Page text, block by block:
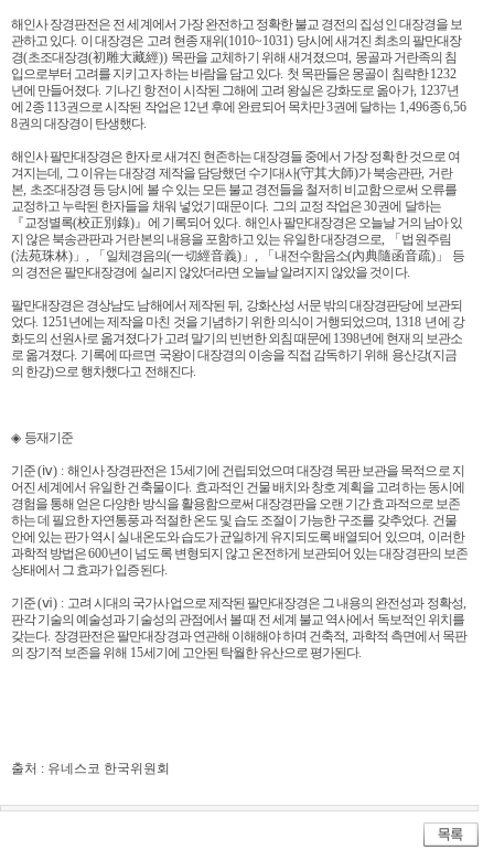
해인사 장경판전은 전 세계에서 가장 완전하고 정확한 불교 경전의 집성인 대장경을 보
관하고 있다. 이 대장경은 고려 현종 재위(1010~1031) 당시에 새겨진 최초의 팔만대장
경(초조대장경(初雕大藏經)) 목판을 교체하기 위해 새겨졌으며, 몽골과 거란족의 침
입으로부터 고려를 지키고자 하는 바람을 담고 있다. 첫 목판들은 몽골이 침략한1232
년에 만들어졌다. 기나긴 항전이 시작된 그해에 고려 왕실은 강화도로 옮아가, 1237년
에2종 113권으로 시작된 작업은 12년 후에 완료되어 목차만3권에 달하는 1,496종6,56
8권의 대장경이 탄생했다.
해인사 팔만대장경은 한자로 새겨진 현존하는 대장경들 중에서 가장 정확한 것으로 여
겨지는데, 그 이유는 대장경 제작을 담당했던 수기대사(守其大師)가 북송관판, 거란
본, 초조대장경 등 당시에 볼 수 있는 모든 불교 경전들을 철저히 비교함으로써 오류를
교정하고 누락된 한자들을 채워 넣었기 때문이다. 그의 교정 작업은30권에 달하는
『교정별록(校正別錄)』에 기록되어 있다. 해인사 팔만대장경은 오늘날 거의 남아 있
지 않은 북송관판과 거란본의 내용을 포함하고 있는 유일한 대장경으로, 「법원주림
(法苑珠林) 」 , 「일체경음의(一切經音義) 」, 「내전수함음소(內典隨函音疏) 」 등
의 경전은 팔만대장경에 실리지 않았더라면 오늘날 알려지지 않았을 것이다.
팔만대장경은 경상남도 남해에서 제작된 뒤, 강화산성 서문 밖의 대장경판당에 보관되
었다. 1251년에는 제작을 마친 것을 기념하기 위한 의식이 거행되었으며, 1318 년에 강
화도의 선원사로 옮겨졌다가 고려 말기의 빈번한 외침 때문에 1398년에 현재의 보관소
로 옮겨졌다. 기록에 따르면 국왕이 대장경의 이송을 직접 감독하기 위해 용산강(지금
의 한강)으로 행차했다고 전해진다.
◈ 등재기준
기준(ⅳ) :해인사 장경판전은 15세기에 건립되었으며 대장경 목판 보관을 목적으로 지
어진 세계에서 유일한 건축물이다. 효과적인 건물 배치와 창호 계획을 고려하는 동시에
경험을 통해 얻은 다양한 방식을 활용함으로써 대장경판을 오랜 기간 효과적으로 보존
하는 데 필요한 자연통풍과 적절한 온도 및 습도 조절이 가능한 구조를 갖추었다. 건물
안에 있는 판가 역시 실내온도와 습도가 균일하게 유지되도록 배열되어 있으며, 이러한
과학적 방법은600년이 넘도록 변형되지 않고 온전하게 보관되어 있는 대장경판의 보존
상태에서 그 효과가 입증된다.
기준(ⅵ) : 고려 시대의 국가사업으로 제작된 팔만대장경은 그 내용의 완전성과 정확성,
판각 기술의 예술성과 기술성의 관점에서 볼 때 전 세계 불교 역사에서 독보적인 위치를
갖는다. 장경판전은 팔만대장경과 연관해 이해해야 하며 건축적,과학적 측면에서 목판
의 장기적 보존을 위해 15세기에 고안된 탁월한 유산으로 평가된다.
출처 : 유네스코 한국위원회